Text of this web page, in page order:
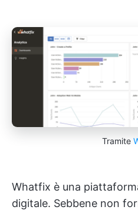
Tramite
Whatfix è una
digitale. Sebbene non